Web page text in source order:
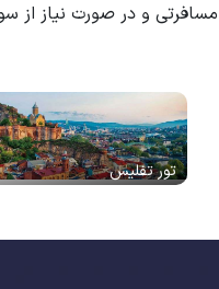
و در صورت نیاز از
تور تفلیس